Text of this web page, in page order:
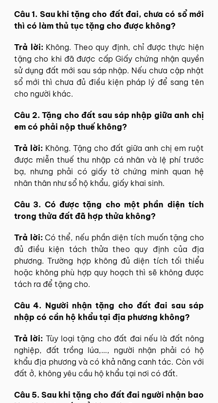
Câu 1. Sau khi tặng cho đất đai, chưa có sổ mới
thì có làm thủ tục tặng cho được không?
Trả lời: Không. Theo quy định, chỉ được thực hiện
tặng cho khi đã được cấp Giấy chứng nhận quyền
sử dụng đất mới sau sáp nhập. Nếu chưa cập nhật
sổ mới thì chưa đủ điều kiện pháp lý để sang tên
cho người khác.
Câu 2. Tặng cho đất sau sáp nhập giữa anh chị
em có phải nộp thuế không?
Trả lời: Không. Tặng cho đất giữa anh chị em ruột
được miễn thuế thu nhập cá nhân và lệ phí trước
bạ, nhưng phải có giấy tờ chứng minh quan hệ
nhân thân như sổ hộ khẩu, giấy khai sinh.
Câu 3. Có được tặng cho một phần diện tích
trong thửa đất đã hợp thửa không?
Trả lời: Có thể, nếu phần diện tích muốn tặng cho
đủ điều kiện tách thửa theo quy định của địa
phương. Trường hợp không đủ diện tích tối thiểu
hoặc không phù hợp quy hoạch thì sẽ không được
tách ra để tặng cho.
Câu 4. Người nhận tặng cho đất đai sau sáp
nhập có cần hộ khẩu tại địa phương không?
Trả lời: Tùy loại tặng cho đất đai nếu là đất nông
nghiệp, đất trồng lúa,…, người nhận phải có hộ
khẩu địa phương và có khả năng canh tác. Còn với
đất ở, không yêu cầu hộ khẩu tại nơi có đất.
Câu 5. Sau khi tặng cho đất đai người nhận bao